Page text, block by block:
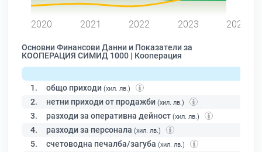
2020 2021 2022 2023 2024
Основни Финансови Данни и Показатели за
КООПЕРАЦИЯ СИМИД 1000 | Кооперация
1. общо приходи (хил. лв.)
2. нетни приходи от продажби (хил. лв.)
3. разходи за оперативна дейност (хил. лв.)
4. разходи за персонала (хил. лв.)
5. счетоводна печалба/загуба (хил. лв.)